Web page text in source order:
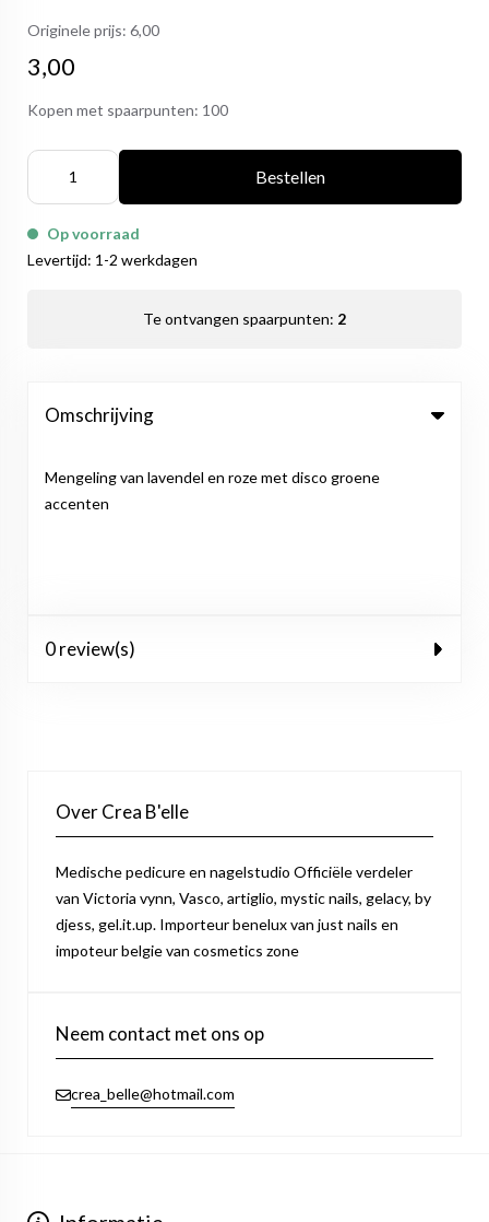
Originele prijs: 6,00
3,00
Kopen met spaarpunten: 100
Bestellen
Op voorraad
Levertijd: 1-2 werkdagen
Te ontvangen spaarpunten: 2
Omschrijving
Mengeling van lavendel en roze met disco groene
accenten
0 review(s)
Over Crea B'elle
Medische pedicure en nagelstudio Officiële verdeler
van Victoria vynn, Vasco, artiglio, mystic nails, gelacy, by
djess, gel.it.up. Importeur benelux van just nails en
impoteur belgie van cosmetics zone
Neem contact met ons op
crea_belle@hotmail.com